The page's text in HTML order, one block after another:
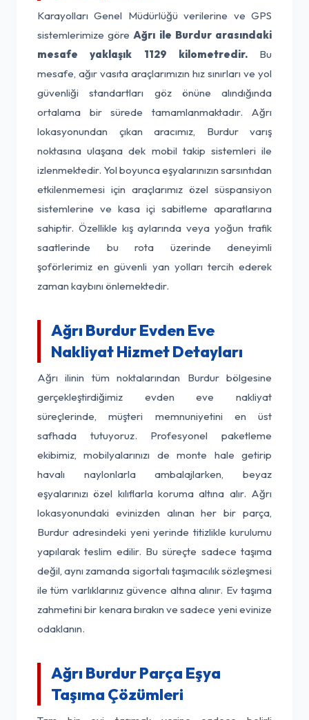
Karayolları Genel Müdürlüğü verilerine ve GPS
sistemlerimize göreAğrı ile Burdur arasındaki
mesafe yaklaşık 1129 kilometredir.Bu
mesafe, ağır vasıta araçlarımızın hız sınırları ve yol
güvenliği standartları göz önüne alındığında
ortalama bir sürede tamamlanmaktadır. Ağrı
lokasyonundan çıkan aracımız, Burdur varış
noktasına ulaşana dek mobil takip sistemleri ile
izlenmektedir. Yol boyunca eşyalarınızın sarsıntıdan
etkilenmemesi için araçlarımız özel süspansiyon
sistemlerine ve kasa içi sabitleme aparatlarına
sahiptir. Özellikle kış aylarında veya yoğun trafik
saatlerinde bu rota üzerinde deneyimli
şoförlerimiz en güvenli yan yolları tercih ederek
zaman kaybını önlemektedir.
Ağrı Burdur Evden Eve
Nakliyat Hizmet Detayları
Ağrı ilinin tüm noktalarından Burdur bölgesine
gerçekleştirdiğimiz evden eve nakliyat
süreçlerinde, müşteri memnuniyetini en üst
safhada tutuyoruz. Profesyonel paketleme
ekibimiz, mobilyalarınızı de monte hale getirip
havalı naylonlarla ambalajlarken, beyaz
eşyalarınızı özel kılıflarla koruma altına alır. Ağrı
lokasyonundaki evinizden alınan her bir parça,
Burdur adresindeki yeni yerinde titizlikle kurulumu
yapılarak teslim edilir. Bu süreçte sadece taşıma
değil, aynı zamanda sigortalı taşımacılık sözleşmesi
ile tüm varlıklarınız güvence altına alınır. Ev taşıma
zahmetini bir kenara bırakın ve sadece yeni evinize
odaklanın.
Ağrı Burdur Parça Eşya
Taşıma Çözümleri